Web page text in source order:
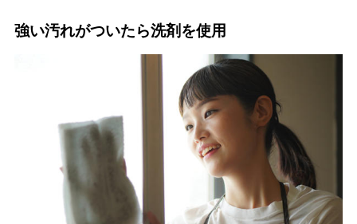
強い汚れがついたら洗剤を使用